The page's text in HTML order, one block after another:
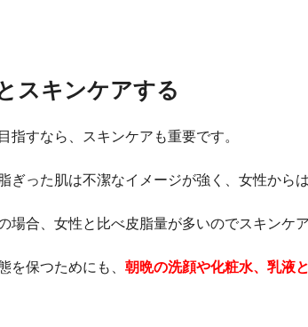
スキンケアする
指すなら、スキンケアも重要です。
ぎった肌は不潔なイメージが強く、女性から
場合、女性と比べ皮脂量が多いのでスキンケ
を保つためにも、 朝晩の洗顔や化粧水、乳液